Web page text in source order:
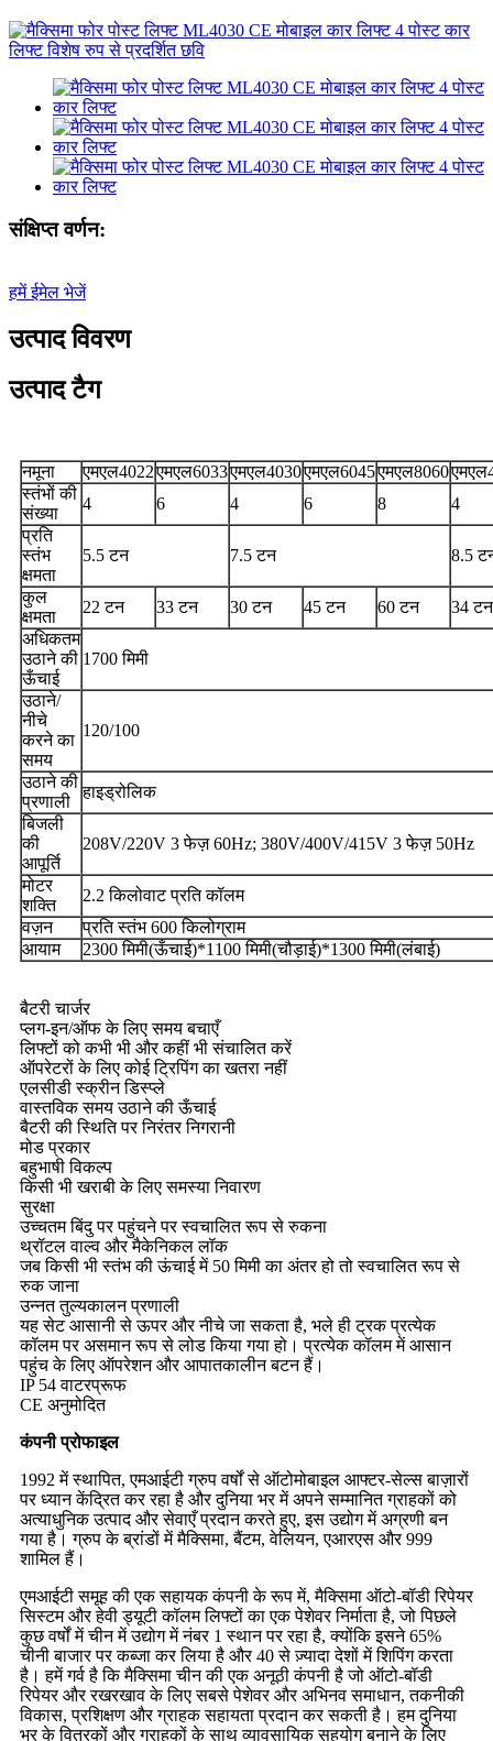
संक्षिप्त वर्णन:
हमें ईमेल भेजें
उत्पाद विवरण
उत्पाद टैग
नमूना एमएल4022एमएल6033एमएल4030एमएल6045एमएल8060
स्तंभों की
संख्या
4 6 4 6 8
4
प्रति
स्तंभ
क्षमता
5.5 टन 7.5 टन 8.5
कुल
क्षमता
22 टन 33 टन 30 टन 45 टन 60 टन
34 टन
अधिकतम
उठाने की
ऊँचाई
1700 मिमी
उठाने/
नीचे
करने का
समय
120/100
उठाने की
प्रणाली
हाइड्रोलिक
बिजली
की
आपूर्ति
208V/220V 3 फेज़ 60Hz; 380V/400V/415V 3 फेज़ 50Hz
मोटर
शक्ति
2.2 किलोवाट प्रति कॉलम
वज़न
प्रति स्तंभ 600 किलोग्राम
आयाम
2300 मिमी(ऊँचाई)*1100 मिमी(चौड़ाई)*1300 मिमी(लंबाई)
बैटरी चार्जर
प्लग-इन/ऑफ के लिए समय बचाएँ
लिफ्टों को कभी भी और कहीं भी संचालित करें
ऑपरेटरों के लिए कोई ट्रिपिंग का खतरा नहीं
एलसीडी स्क्रीन डिस्प्ले
वास्तविक समय उठाने की ऊँचाई
बैटरी की स्थिति पर निरंतर निगरानी
मोड प्रकार
बहुभाषी विकल्प
किसी भी खराबी के लिए समस्या निवारण
सुरक्षा
उच्चतम बिंदु पर पहुंचने पर स्वचालित रूप से रुकना
थ्रॉटल वाल्व और मैकेनिकल लॉक
जब किसी भी स्तंभ की ऊंचाई में 50 मिमी का अंतर हो तो स्वचालित रूप से
रुक जाना
उन्नत तुल्यकालन प्रणाली
यह सेट आसानी से ऊपर और नीचे जा सकता है, भले ही ट्रक प्रत्येक
कॉलम पर असमान रूप से लोड किया गया हो। प्रत्येक कॉलम में आसान
पहुंच के लिए ऑपरेशन और आपातकालीन बटन हैं।
IP 54 वाटरप्रूफ
CE अनुमोदित
कंपनी प्रोफाइल
1992 में स्थापित, एमआईटी ग्रुप वर्षों से ऑटोमोबाइल आफ्टर-सेल्स बाज़ारों
पर ध्यान केंद्रित कर रहा है और दुनिया भर में अपने सम्मानित ग्राहकों को
अत्याधुनिक उत्पाद और सेवाएँ प्रदान करते हुए, इस उद्योग में अग्रणी बन
गया है। ग्रुप के ब्रांडों में मैक्सिमा, बैंटम, वेलियन, एआरएस और 999
शामिल हैं।
एमआईटी समूह की एक सहायक कंपनी के रूप में, मैक्सिमा ऑटो-बॉडी रिपेयर
सिस्टम और हेवी ड्यूटी कॉलम लिफ्टों का एक पेशेवर निर्माता है, जो पिछले
कुछ वर्षों में चीन में उद्योग में नंबर 1 स्थान पर रहा है, क्योंकि इसने 65%
चीनी बाजार पर कब्जा कर लिया है और 40 से ज़्यादा देशों में शिपिंग करता
है। हमें गर्व है कि मैक्सिमा चीन की एक अनूठी कंपनी है जो ऑटो-बॉडी
रिपेयर और रखरखाव के लिए सबसे पेशेवर और अभिनव समाधान, तकनीकी
विकास, प्रशिक्षण और ग्राहक सहायता प्रदान कर सकती है। हम दुनिया
भर के वितरकों और ग्राहकों के साथ व्यावसायिक सहयोग बनाने के लिए